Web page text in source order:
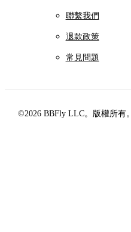
聯繫我們
退款政策
常見問題
©2026 BBFly LLC。版權所有。